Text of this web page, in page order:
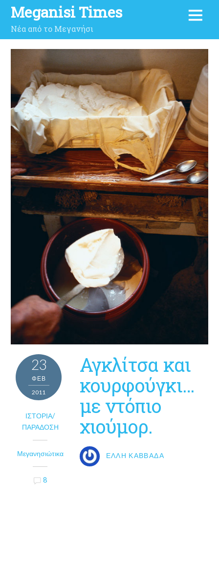
Meganisi Times
Νέα από το Μεγανήσι
23
ΦΕΒ
2011
ΙΣΤΟΡΊΑ/
ΠΑΡΆΔΟΣΗ
Μεγανησιώτικα
8
Αγκλίτσα και
κουρφούγκι…
με ντόπιο
χιούμορ.
ΈΛΛΗ ΚΑΒΒΑΔΆ